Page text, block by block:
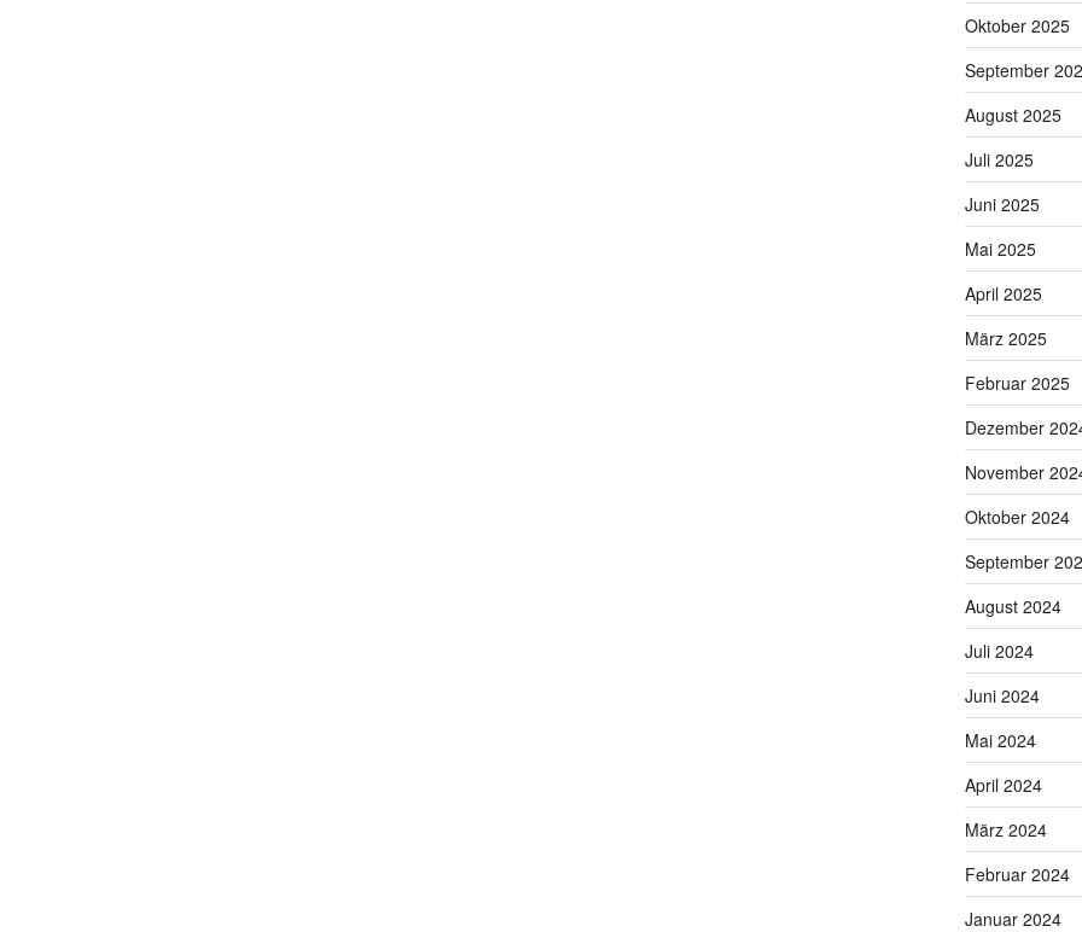
Oktober 2025
September
August 2025
Juli 2025
Juni 2025
Mai 2025
April 2025
März 2025
Februar 2025
Dezember
November
Oktober 2024
September
August 2024
Juli 2024
Juni 2024
Mai 2024
April 2024
März 2024
Februar 2024
Januar 2024